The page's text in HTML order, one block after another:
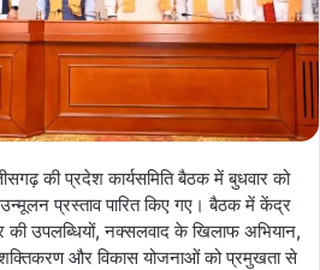
की प्रदेश कार्यसमिति बैठक में बुधवार को
प्रस्ताव पारित किए गए। बैठक में केंद्र
उपलब्धियों, नक्सलवाद के खिलाफ अभियान,
और विकास योजनाओं को प्रमुखता से